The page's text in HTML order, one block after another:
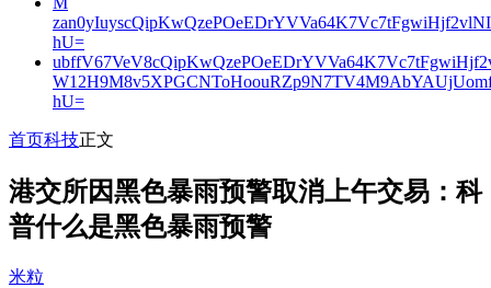
hU=
hU=
首页科技正文
港交所因黑色暴雨预警取消上午交易：科
普什么是黑色暴雨预警
米粒